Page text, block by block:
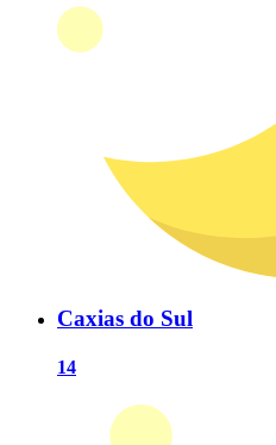
Caxias do Sul
14